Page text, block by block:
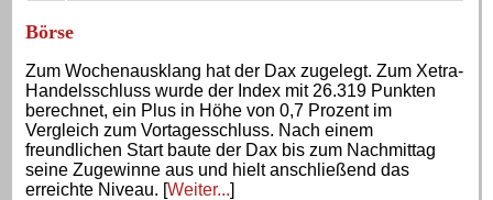
Börse
Zum Wochenausklang hat der Dax zugelegt. Zum Xetra-
Handelsschluss wurde der Index mit 26.319 Punkten
berechnet, ein Plus in Höhe von 0,7 Prozent im
Vergleich zum Vortagesschluss. Nach einem
freundlichen Start baute der Dax bis zum Nachmittag
seine Zugewinne aus und hielt anschließend das
erreichte Niveau. [Weiter...]